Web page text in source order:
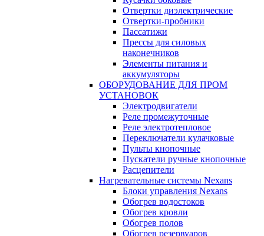
Отвертки диэлектрические
Отвертки-пробники
Пассатижи
Прессы для силовых
наконечников
Элементы питания и
аккумуляторы
ОБОРУДОВАНИЕ ДЛЯ ПРОМ
УСТАНОВОК
Электродвигатели
Реле промежуточные
Реле электротепловое
Переключатели кулачковые
Пульты кнопочные
Пускатели ручные кнопочные
Расцепители
Нагревательные системы Nexans
Блоки управления Nexans
Обогрев водостоков
Обогрев кровли
Обогрев полов
Обогрев резервуаров